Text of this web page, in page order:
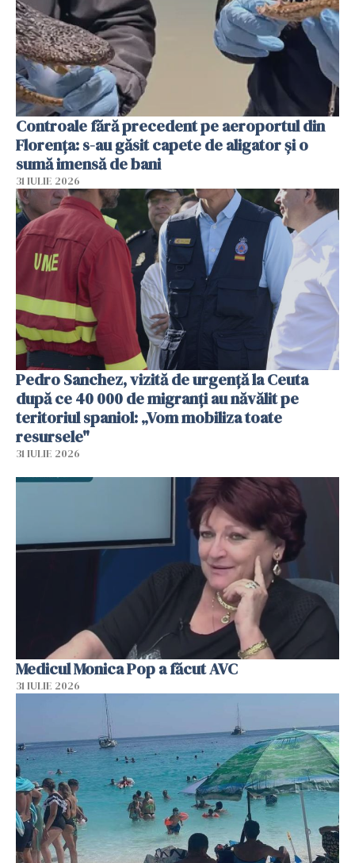
Controale fără precedent pe aeroportul din
Florența: s-au găsit capete de aligator și o
sumă imensă de bani
31 IULIE 2026
Pedro Sanchez, vizită de urgență la Ceuta
după ce 40 000 de migranți au năvălit pe
teritoriul spaniol: „Vom mobiliza toate
resursele"
31 IULIE 2026
Medicul Monica Pop a făcut AVC
31 IULIE 2026